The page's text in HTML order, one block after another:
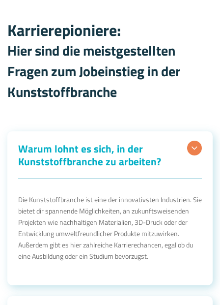
Karrierepioniere:
Hier sind die meistgestellten
Fragen zum Jobeinstieg in der
Kunststoffbranche
Warum lohnt es sich, in der
Kunststoffbranche zu arbeiten?
Die Kunststoffbranche ist eine der innovativsten Industrien. Sie
bietet dir spannende Möglichkeiten, an zukunftsweisenden
Projekten wie nachhaltigen Materialien, 3D-Druck oder der
Entwicklung umweltfreundlicher Produkte mitzuwirken.
Außerdem gibt es hier zahlreiche Karrierechancen, egal ob du
eine Ausbildung oder ein Studium bevorzugst.